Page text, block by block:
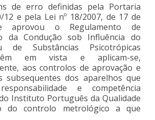
de erro definidas pela Portaria
12 e pela Lei nº 18/2007, de 17 de
aprovou o Regulamento de
da Condução sob Influência do
de Substâncias Psicotrópicas
em vista e aplicam-se,
aos controlos de aprovação e
subsequentes dos aparelhos que
e competência
Instituto Português da Qualidade
do controlo metrológico a que